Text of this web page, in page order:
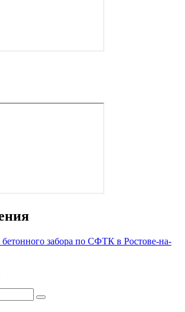
забора по СФТК в Ростове-на-